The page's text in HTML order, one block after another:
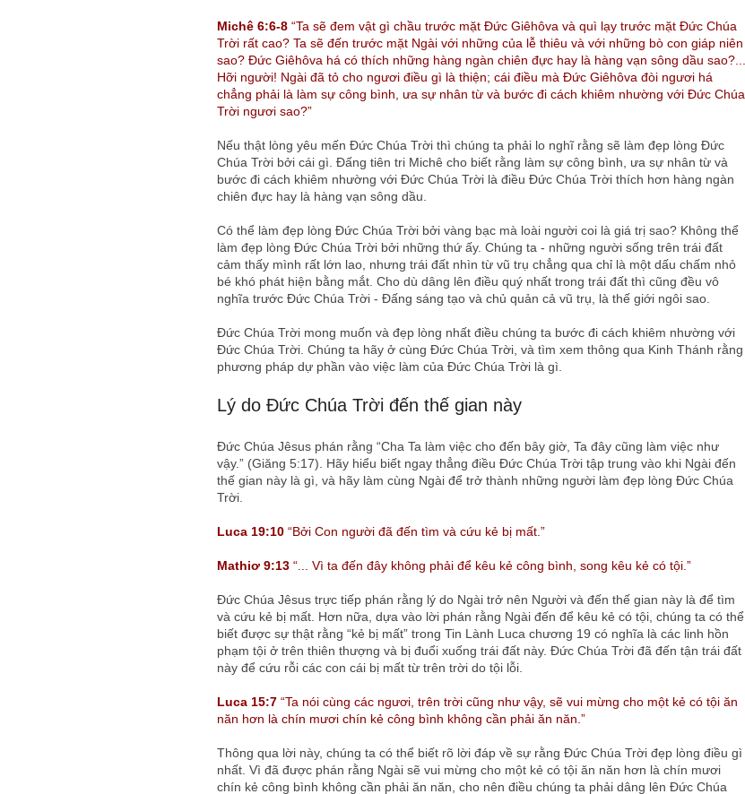
Michê 6:6-8 “Ta sẽ đem vật gì chầu trước mặt Ðức Giêhôva và quì lạy trước mặt Ðức Chúa
Trời rất cao? Ta sẽ đến trước mặt Ngài với những của lễ thiêu và với những bò con giáp niên
sao? Ðức Giêhôva há có thích những hàng ngàn chiên đực hay là hàng vạn sông dầu sao?...
Hỡi người! Ngài đã tỏ cho ngươi điều gì là thiện; cái điều mà Ðức Giêhôva đòi ngươi há
chẳng phải là làm sự công bình, ưa sự nhân từ và bước đi cách khiêm nhường với Ðức Chúa
Trời ngươi sao?”
Nếu thật lòng yêu mến Đức Chúa Trời thì chúng ta phải lo nghĩ rằng sẽ làm đẹp lòng Đức
Chúa Trời bởi cái gì. Đấng tiên tri Michê cho biết rằng làm sự công bình, ưa sự nhân từ và
bước đi cách khiêm nhường với Ðức Chúa Trời là điều Đức Chúa Trời thích hơn hàng ngàn
chiên đực hay là hàng vạn sông dầu.
Có thể làm đẹp lòng Đức Chúa Trời bởi vàng bạc mà loài người coi là giá trị sao? Không thể
làm đẹp lòng Đức Chúa Trời bởi những thứ ấy. Chúng ta - những người sống trên trái đất
cảm thấy mình rất lớn lao, nhưng trái đất nhìn từ vũ trụ chẳng qua chỉ là một dấu chấm nhỏ
bé khó phát hiện bằng mắt. Cho dù dâng lên điều quý nhất trong trái đất thì cũng đều vô
nghĩa trước Đức Chúa Trời - Đấng sáng tạo và chủ quản cả vũ trụ, là thế giới ngôi sao.
Đức Chúa Trời mong muốn và đẹp lòng nhất điều chúng ta bước đi cách khiêm nhường với
Ðức Chúa Trời. Chúng ta hãy ở cùng Đức Chúa Trời, và tìm xem thông qua Kinh Thánh rằng
phương pháp dự phần vào việc làm của Đức Chúa Trời là gì.
Lý do Đức Chúa Trời đến thế gian này
Đức Chúa Jêsus phán rằng “Cha Ta làm việc cho đến bây giờ, Ta đây cũng làm việc như
vậy.” (Giăng 5:17). Hãy hiểu biết ngay thẳng điều Đức Chúa Trời tập trung vào khi Ngài đến
thế gian này là gì, và hãy làm cùng Ngài để trở thành những người làm đẹp lòng Đức Chúa
Trời.
Luca 19:10 “Bởi Con người đã đến tìm và cứu kẻ bị mất.”
Mathiơ 9:13 “... Vì ta đến đây không phải để kêu kẻ công bình, song kêu kẻ có tội.”
Đức Chúa Jêsus trực tiếp phán rằng lý do Ngài trở nên Người và đến thế gian này là để tìm
và cứu kẻ bị mất. Hơn nữa, dựa vào lời phán rằng Ngài đến để kêu kẻ có tội, chúng ta có thể
biết được sự thật rằng “kẻ bị mất” trong Tin Lành Luca chương 19 có nghĩa là các linh hồn
phạm tội ở trên thiên thượng và bị đuổi xuống trái đất này. Đức Chúa Trời đã đến tận trái đất
này để cứu rỗi các con cái bị mất từ trên trời do tội lỗi.
Luca 15:7 “Ta nói cùng các ngươi, trên trời cũng như vậy, sẽ vui mừng cho một kẻ có tội ăn
năn hơn là chín mươi chín kẻ công bình không cần phải ăn năn.”
Thông qua lời này, chúng ta có thể biết rõ lời đáp về sự rằng Đức Chúa Trời đẹp lòng điều gì
nhất. Vì đã được phán rằng Ngài sẽ vui mừng cho một kẻ có tội ăn năn hơn là chín mươi
chín kẻ công bình không cần phải ăn năn, cho nên điều chúng ta phải dâng lên Đức Chúa